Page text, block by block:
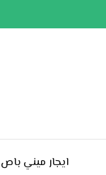
ايجار ميني باص